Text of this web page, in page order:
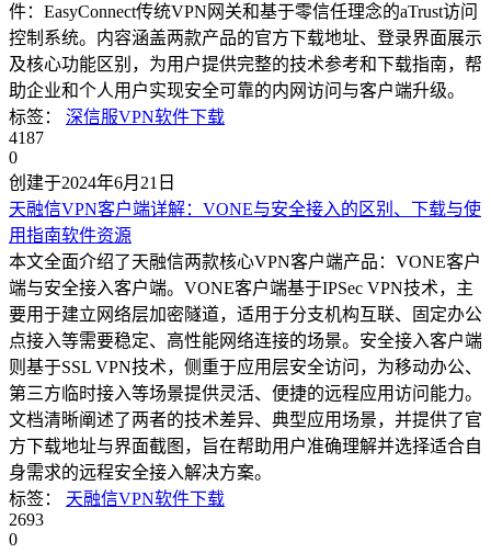
件：EasyConnect传统VPN网关和基于零信任理念的aTrust访问
控制系统。内容涵盖两款产品的官方下载地址、登录界面展示
及核心功能区别，为用户提供完整的技术参考和下载指南，帮
助企业和个人用户实现安全可靠的内网访问与客户端升级。
标签： 深信服VPN软件下载
4187
0
创建于2024年6月21日
天融信VPN客户端详解：VONE与安全接入的区别、下载与使
用指南软件资源
本文全面介绍了天融信两款核心VPN客户端产品：VONE客户
端与安全接入客户端。VONE客户端基于IPSec VPN技术，主
要用于建立网络层加密隧道，适用于分支机构互联、固定办公
点接入等需要稳定、高性能网络连接的场景。安全接入客户端
则基于SSL VPN技术，侧重于应用层安全访问，为移动办公、
第三方临时接入等场景提供灵活、便捷的远程应用访问能力。
文档清晰阐述了两者的技术差异、典型应用场景，并提供了官
方下载地址与界面截图，旨在帮助用户准确理解并选择适合自
身需求的远程安全接入解决方案。
标签： 天融信VPN软件下载
2693
0